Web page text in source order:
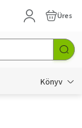
Üres
Könyv